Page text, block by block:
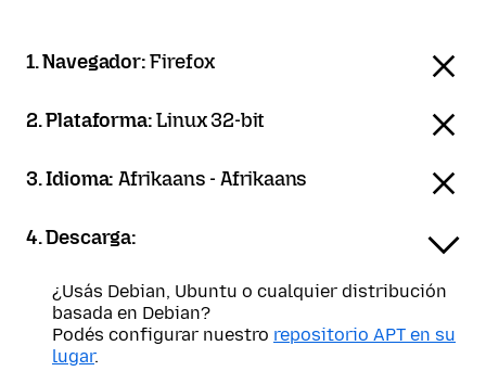
1. Navegador:Firefox
2. Plataforma:Linux 32-bit
3. Idioma:Afrikaans - Afrikaans
4. Descarga:
¿Usás Debian, Ubuntu o cualquier distribución
basada en Debian?
Podés configurar nuestro repositorio APT en su
lugar.